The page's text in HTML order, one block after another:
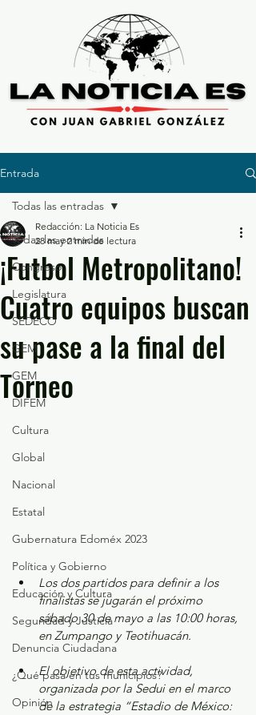
Entrada
Todas las entradas
Congreso
Legislatura
SEDECO
GEM
GEM
DIFEM
Cultura
Global
Nacional
Estatal
Gubernatura Edoméx 2023
Política y Gobierno
Educación y Cultura
Seguridad y Justicia
Denuncia Ciudadana
¿Qué pasa en tus municipios?
Opinión
Todas las entradas
¡Futbol Metropolitano!
Cuatro equipos buscan
su pase a la final del
Torneo
Redacción: La Noticia Es
28 may 2 min de lectura
Los dos partidos para definir a los
finalistas se jugarán el próximo
sábado 30 de mayo a las 10:00 horas,
en Zumpango y Teotihuacán.
El objetivo de esta actividad,
organizada por la Sedui en el marco
de la estrategia “Estadio de México: